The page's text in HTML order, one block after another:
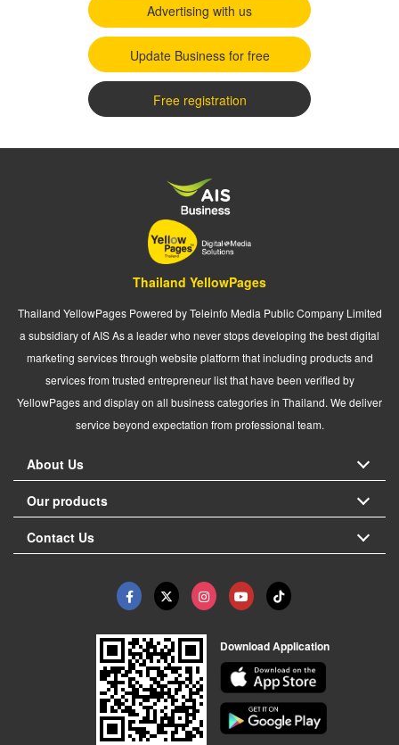
Advertising with us
Update Business for free
Free registration
Thailand YellowPages
Thailand YellowPages Powered by Teleinfo Media Public Company Limited
a subsidiary of AIS As a leader who never stops developing the best digital
marketing services through website platform that including products and
services from trusted entrepreneur list that have been verified by
YellowPages and display on all business categories in Thailand. We deliver
service beyond expectation from professional team.
About Us
Our products
Contact Us
Download Application